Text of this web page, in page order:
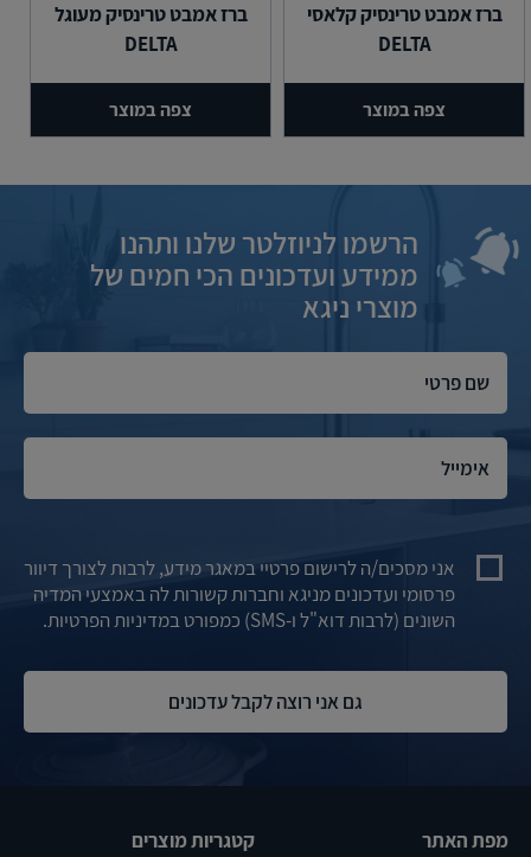
ברז אמבט טרינסיק קלאסי
DELTA
צפה במוצר
ברז אמבט טרינסיק מעוגל
DELTA
צפה במוצר
הרשמו לניוזלטר שלנו ותהנו
ממידע ועדכונים הכי חמים של
מוצרי ניגא
אני מסכים/ה לרישום פרטיי במאגר מידע, לרבות לצורך דיוור
פרסומי ועדכונים מניגא וחברות קשורות לה באמצעי המדיה
השונים (לרבות דוא"ל ו-SMS) כמפורט במדיניות הפרטיות.
מפת האתר
קטגריות מוצרים